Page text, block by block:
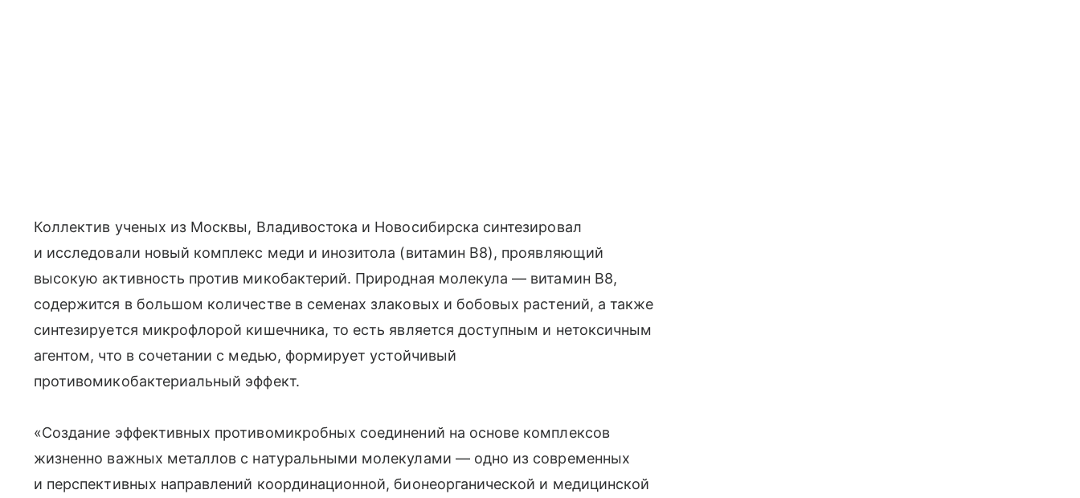
Коллектив ученых из Москвы, Владивостока и Новосибирска синтезировал
и исследовали новый комплекс меди и инозитола (витамин В8), проявляющий
высокую активность против микобактерий. Природная молекула — витамин В8,
содержится в большом количестве в семенах злаковых и бобовых растений, а также
синтезируется микрофлорой кишечника, то есть является доступным и нетоксичным
агентом, что в сочетании с медью, формирует устойчивый
противомикобактериальный эффект.
«Создание эффективных противомикробных соединений на основе комплексов
жизненно важных металлов с натуральными молекулами — одно из современных
и перспективных направлений координационной, бионеорганической и медицинской